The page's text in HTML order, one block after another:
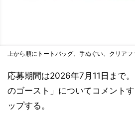
上から順にトートバッグ、手ぬぐい、クリアフ
応募期間は2026年7月11日まで
のゴースト」についてコメント
ップする。